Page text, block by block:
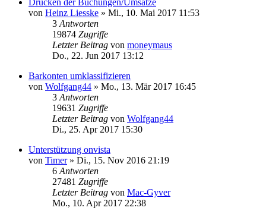
von Heinz Liesske » Mi., 10. Mai 2017 11:53
3 Antworten
19874 Zugriffe
Letzter Beitrag von moneymaus
Do., 22. Jun 2017 13:12
Barkonten umklassifizieren
von Wolfgang44 » Mo., 13. Mär 2017 16:45
3 Antworten
19631 Zugriffe
Letzter Beitrag von Wolfgang44
Di., 25. Apr 2017 15:30
Unterstützung onvista
von Timer» Di., 15. Nov 2016 21:19
6 Antworten
27481 Zugriffe
Letzter Beitrag von Mac-Gyver
Mo., 10. Apr 2017 22:38